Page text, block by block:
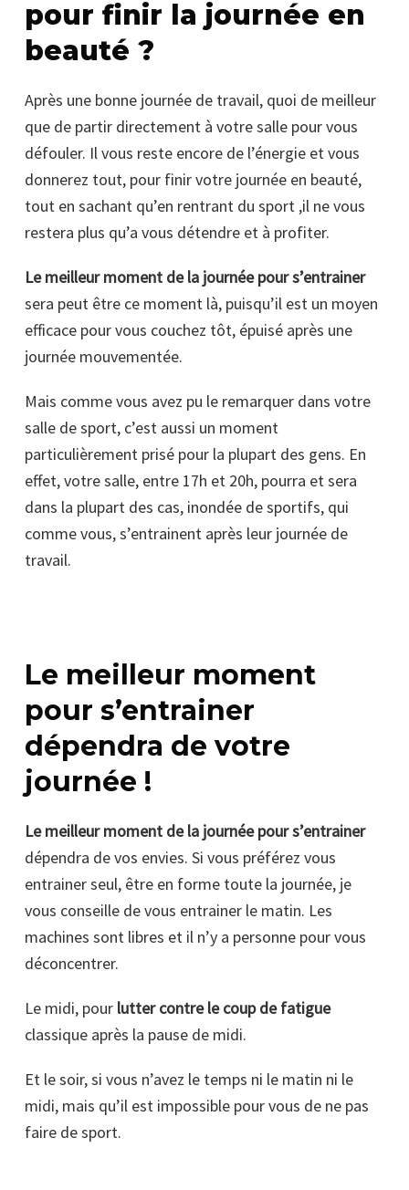
pour finir la journée en
beauté ?
Après une bonne journée de travail, quoi de meilleur
que de partir directement à votre salle pour vous
défouler. Il vous reste encore de l’énergie et vous
donnerez tout, pour finir votre journée en beauté,
tout en sachant qu’en rentrant du sport ,il ne vous
restera plus qu’a vous détendre et à profiter.
Le meilleur moment de la journée pour s’entrainer
sera peut être ce moment là, puisqu’il est un moyen
efficace pour vous couchez tôt, épuisé après une
journée mouvementée.
Mais comme vous avez pu le remarquer dans votre
salle de sport, c’est aussi un moment
particulièrement prisé pour la plupart des gens. En
effet, votre salle, entre 17h et 20h, pourra et sera
dans la plupart des cas, inondée de sportifs, qui
comme vous, s’entrainent après leur journée de
travail.
Le meilleur moment
pour s’entrainer
dépendra de votre
journée !
Le meilleur moment de la journée pour s’entrainer
dépendra de vos envies. Si vous préférez vous
entrainer seul, être en forme toute la journée, je
vous conseille de vous entrainer le matin. Les
machines sont libres et il n’y a personne pour vous
déconcentrer.
Le midi, pour lutter contre le coup de fatigue
classique après la pause de midi.
Et le soir, si vous n’avez le temps ni le matin ni le
midi, mais qu’il est impossible pour vous de ne pas
faire de sport.